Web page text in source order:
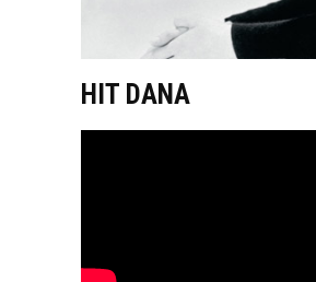
HIT DANA